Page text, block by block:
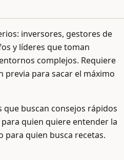
inversores, gestores de
y líderes que toman
complejos. Requiere
previa para sacar el máximo
buscan consejos rápidos
quien quiere entender la
quien busca recetas.